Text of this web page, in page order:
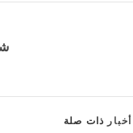
أخبار ذات صلة